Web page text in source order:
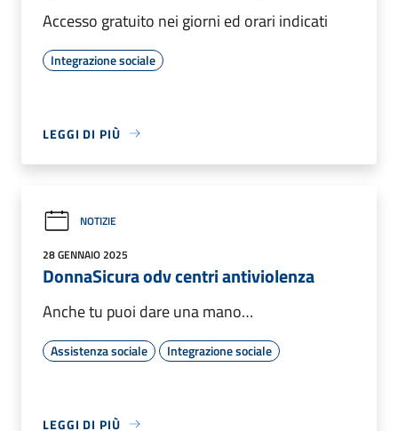
Accesso gratuito nei giorni ed orari indicati
Integrazione sociale
LEGGI DI PIÙ
NOTIZIE
28 GENNAIO 2025
DonnaSicura odv centri antiviolenza
Anche tu puoi dare una mano…
Assistenza sociale Integrazione sociale
LEGGI DI PIÙ